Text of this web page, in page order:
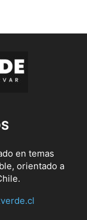
en temas
orientado a